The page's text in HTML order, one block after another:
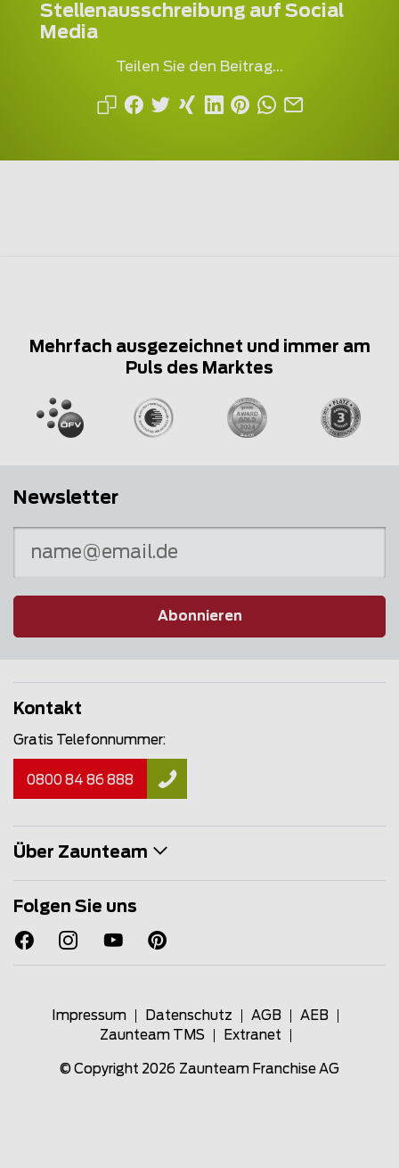
Stellenausschreibung auf Social
Media
Teilen Sie den Beitrag...
Mehrfach ausgezeichnet und immer am
Puls des Marktes
Newsletter
Abonnieren
Kontakt
Gratis Telefonnummer:
0800 84 86 888
Über Zaunteam
Folgen Sie uns
Impressum Datenschutz AGB
AEB
Zaunteam TMS
Extranet
© Copyright 2026 Zaunteam Franchise AG